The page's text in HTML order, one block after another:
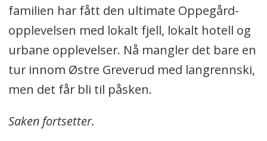
familien har fått den ultimate Oppegård-
opplevelsen med lokalt fjell, lokalt hotell og
urbane opplevelser. Nå mangler det bare en
tur innom Østre Greverud med langrennski,
men det får bli til påsken.
Saken fortsetter.